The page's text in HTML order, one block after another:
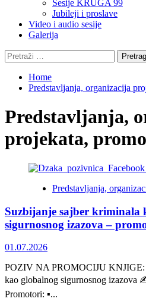
Sesije KRUGA 99
Jubileji i proslave
Video i audio sesije
Galerija
Pretraga:
Home
Predstavljanja, organizacija
Predstavljanja,
projekata,
Predstavljanja,
Suzbijanje sajber kriminala
sigurnosnog izazova –
01.07.2026
POZIV NA PROMOCIJU KNJIGE:
kao globalnog sigurnosnog izazova
Promotori: ▪️...